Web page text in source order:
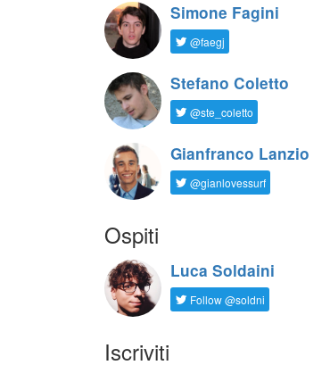
Simone Fagini
@faegj
Stefano Coletto
@ste_coletto
Gianfranco Lanzio
@gianlovessurf
Ospiti
Luca Soldaini
Follow @soldni
Iscriviti